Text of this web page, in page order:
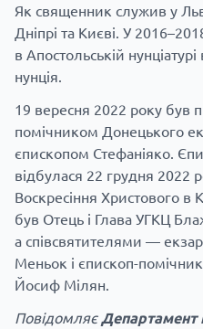
Як священник служив у
Дніпрі та Києві. У
в Апостольській
нунція.
19 вересня 2022 року був
помічником Донецького
єпископом Стефаніяко.
відбулася 22 грудня 2022
Воскресіння Христового в
був Отець і Глава УГКЦ
а співсвятителями —
Меньок і єпископ-помічник
Йосиф Мілян.
ПовідомляєДепартамент